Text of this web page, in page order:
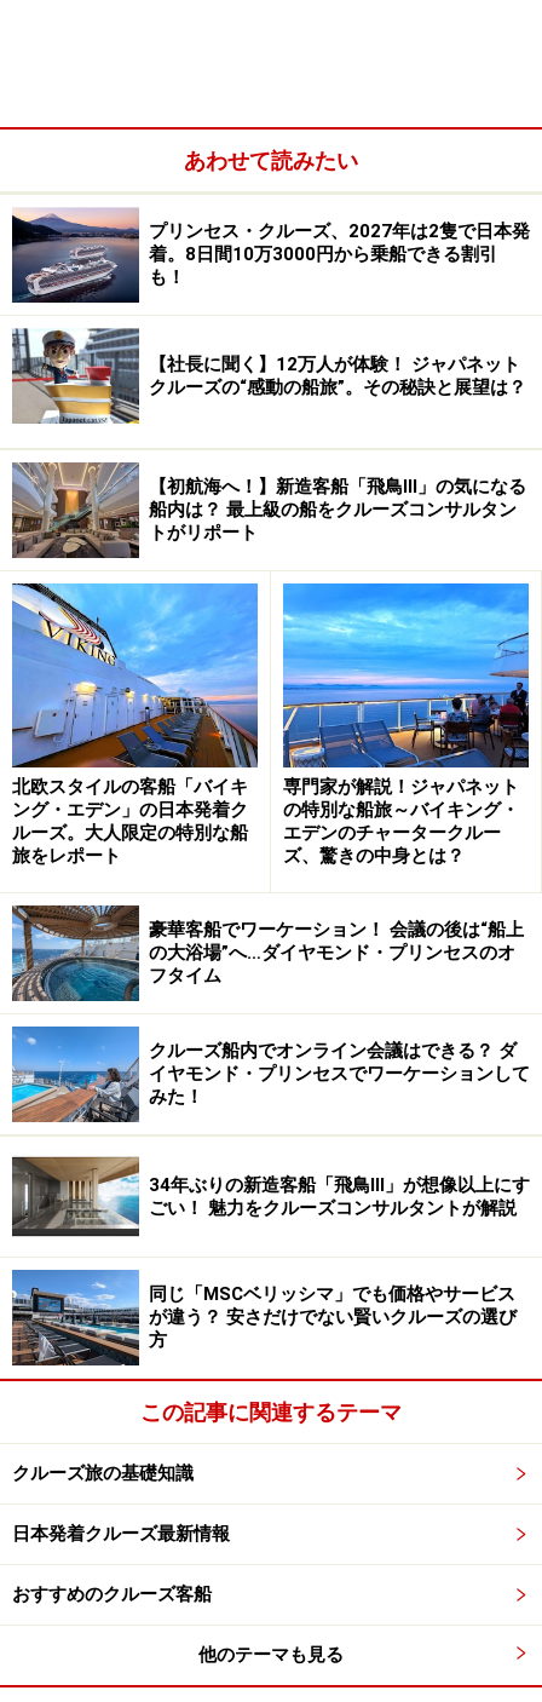
なお、ジャパネットのチャータークルーズは、多様な楽
しみができるオリジナルのサービスが充実しています。
専門家が解説！ジャパネットの特別な船旅～バイキン
グ・エデンのチャータークルーズ、驚きの中身とは？も
あわせてご覧ください。
＜目次＞
日本語対応と親しみやすいホスピタリティが心地いい
北欧デザインとアートに包まれる美しい船内空間
全室バルコニー付き！ 北欧の温もりと機能性を兼ね備え
た快適な客室
寄港地で仕入れた新鮮魚介も登場。ランチやディナーは
ドリンクもフリー！
2025年・2026年も日本発着クルーズ実施！横浜のほか
神戸発着も！
が心地いい
バイキング・エデンには、日本語ができるスタッフが多
く乗船しているだけでなく、船内表記、船内新聞、ダイ
ニングのメニューなど、
しています。ラグジュアリークラスの外国客船でここま
で徹底した日本語対応をしている船は珍しく、言葉の面
で不便を感じることはまずありません。
客室内のテレビも日本語に対応しているので、必要事項を確
認できて安心
そしてクルーズを通して一番印象に残ったのが、スタッ
フの気持ちのよいホスピタリティ。日本人のほか、中国
やインドネシア、フィリピンなどアジア圏出身のスタッ
フが、実に親しみやすくきめ細やかなサービスを提供し
てくれるので、話をしていると温かい優しい気持ちにな
ります。
本語であいさつしてくれる
バイキング・エデンは、快適なクルーズのためにあえて
行わない「NO」サービスを導入。例えば18歳未満の乗船
あわせて読みたい
プリンセス・クルーズ、2027年は2隻で日本発
着。8日間10万3000円から乗船できる割引
も！
【社長に聞く】12万人が体験！ ジャパネット
クルーズの“感動の船旅”。その秘訣と展望は？
【初航海へ！】新造客船「飛鳥Ⅲ」の気になる
船内は？ 最上級の船をクルーズコンサルタン
トがリポート
北欧スタイルの客船「バイキ
ング・エデン」の日本発着ク
ルーズ。大人限定の特別な船
旅をレポート
専門家が解説！ジャパネット
の特別な船旅～バイキング・
エデンのチャータークルー
ズ、驚きの中身とは？
豪華客船でワーケーション！ 会議の後は“船上
の大浴場”へ…ダイヤモンド・プリンセスのオ
フタイム
クルーズ船内でオンライン会議はできる？ ダ
イヤモンド・プリンセスでワーケーションして
みた！
34年ぶりの新造客船「飛鳥lll」が想像以上にす
ごい！ 魅力をクルーズコンサルタントが解説
同じ「MSCベリッシマ」でも価格やサービス
が違う？ 安さだけでない賢いクルーズの選び
方
この記事に関連するテーマ
クルーズ旅の基礎知識
日本発着クルーズ最新情報
おすすめのクルーズ客船
他のテーマも見る